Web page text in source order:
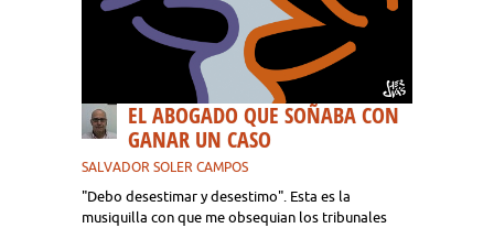
EL ABOGADO QUE SOÑABA CON
GANAR UN CASO
SALVADOR SOLER CAMPOS
"Debo desestimar y desestimo". Esta es la
musiquilla con que me obsequian los tribunales